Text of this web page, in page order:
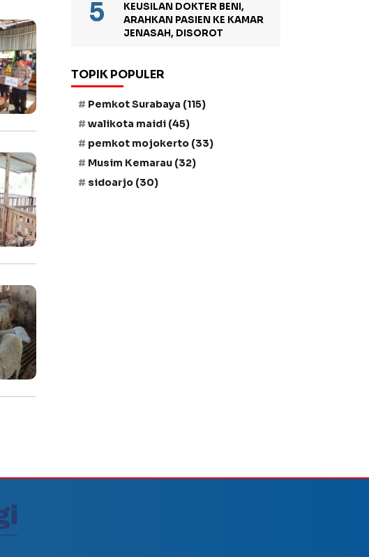
KEUSILAN DOKTER BENI,
ARAHKAN PASIEN KE KAMAR
JENASAH, DISOROT
TOPIK POPULER
Pemkot Surabaya (115)
walikota maidi (45)
pemkot mojokerto (33)
Musim Kemarau (32)
sidoarjo (30)